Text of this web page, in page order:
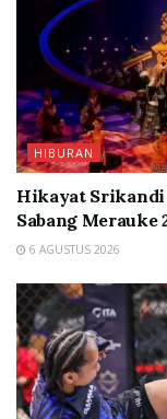
HIBURAN
Hikayat Srikandi
Sabang Merauke
6 AGUSTUS 2026